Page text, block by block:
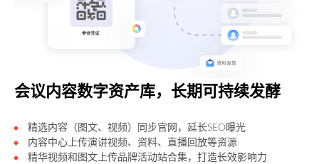
会议内容数字资产库，长期可持续发酵
精选内容（图文、视频）同步官网，延长SEO曝光
内容中心上传演讲视频、资料、直播回放等资源
精华视频和图文上传品牌活动站合集，打造长效影响力